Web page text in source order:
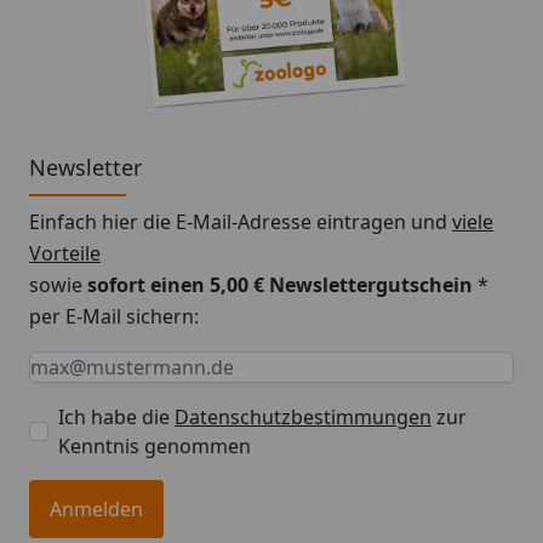
Mahlzeit, die Genuss und Wohlbefinden meisterhaft
Newsletter
Einfach hier die E-Mail-Adresse eintragen und viele
Vorteile
sowiesofort einen 5,00 € Newslettergutschein *
per E-Mail sichern:
Keine Eingabe erforderlich
Eingabe erforderlich
E-Mail *
Ich habe die Datenschutzbestimmungen zur
Kenntnis genommen
Anmelden